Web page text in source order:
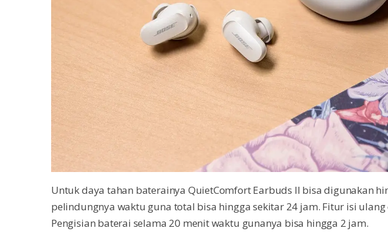
Untuk daya tahan baterainya QuietComfort Earbuds II bisa digunakan
pelindungnya waktu guna total bisa hingga sekitar 24 jam. Fitur isi
Pengisian baterai selama 20 menit waktu gunanya bisa hingga 2 jam.